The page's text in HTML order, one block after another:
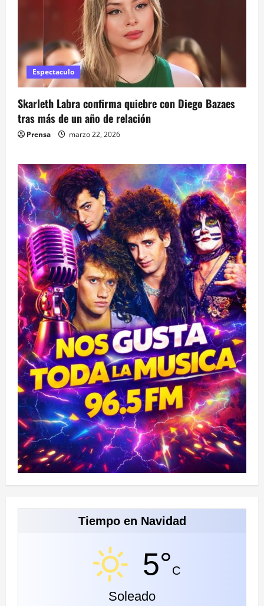
Espectaculo
Skarleth Labra confirma quiebre con Diego Bazaes
tras más de un año de relación
Prensa marzo 22, 2026
Tiempo en Navidad
5°C
Soleado